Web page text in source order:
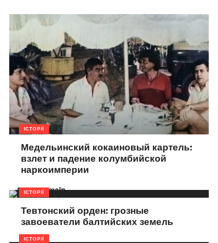
ІСТОРІЇ
Медельинский кокаиновый картель:
взлет и падение колумбийской
наркоимперии
ІСТОРІЇ
Тевтонский орден: грозные
завоеватели балтийских земель
ІСТОРІЇ